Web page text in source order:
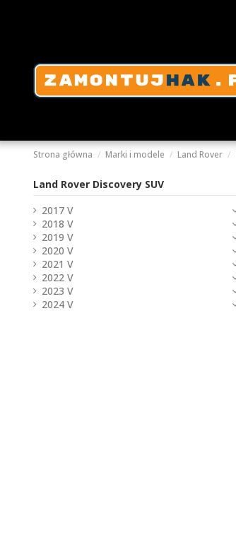
Strona główna Marki i modele Land Rover
Land Rover Discovery SUV
2017 V
2018 V
2019 V
2020 V
2021 V
2022 V
2023 V
2024 V